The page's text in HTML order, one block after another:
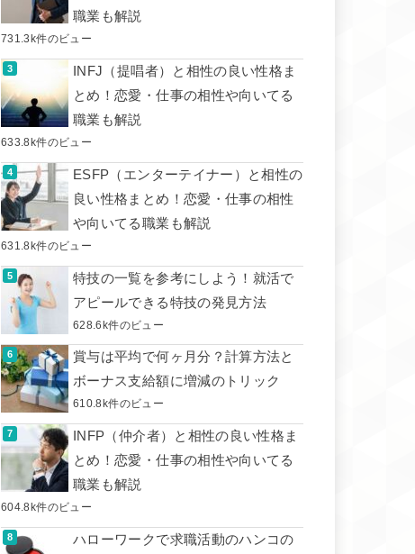
職業も解説
731.3k件のビュー
INFJ（提唱者）と相性の良い性格ま
とめ！恋愛・仕事の相性や向いてる
職業も解説
633.8k件のビュー
ESFP（エンターテイナー）と相性の
良い性格まとめ！恋愛・仕事の相性
や向いてる職業も解説
631.8k件のビュー
特技の一覧を参考にしよう！就活で
アピールできる特技の発見方法
628.6k件のビュー
賞与は平均で何ヶ月分？計算方法と
ボーナス支給額に増減のトリック
610.8k件のビュー
INFP（仲介者）と相性の良い性格ま
とめ！恋愛・仕事の相性や向いてる
職業も解説
604.8k件のビュー
ハローワークで求職活動のハンコの